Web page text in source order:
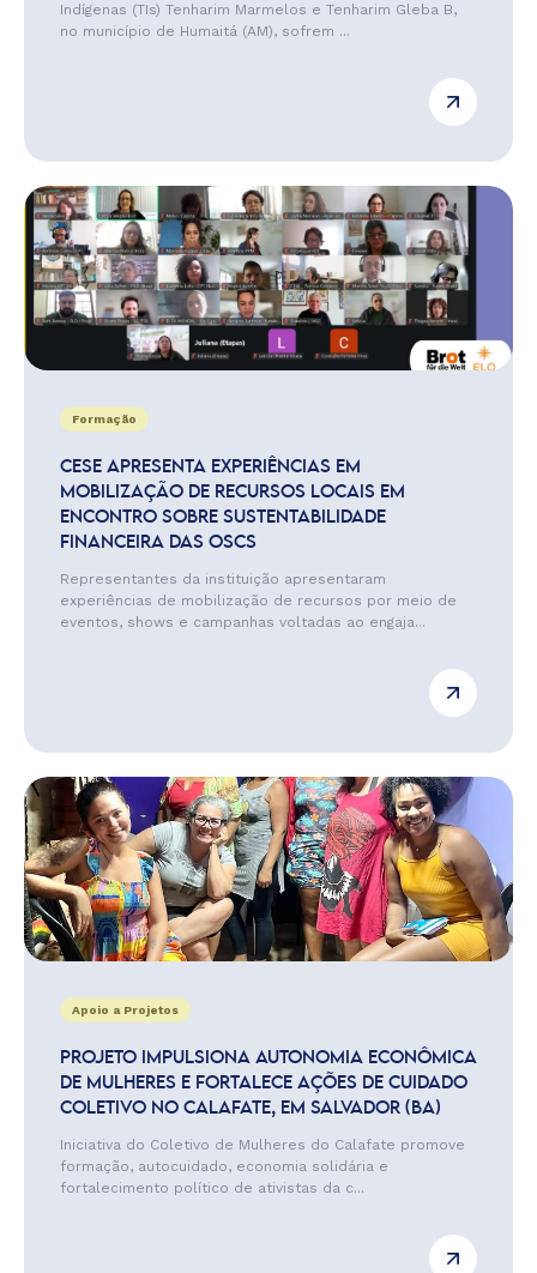
Indígenas (TIs) Tenharim Marmelos e Tenharim Gleba B,
no município de Humaitá (AM), sofrem ...
Formação
CESE APRESENTA EXPERIÊNCIAS EM
MOBILIZAÇÃO DE RECURSOS LOCAIS EM
ENCONTRO SOBRE SUSTENTABILIDADE
FINANCEIRA DAS OSCS
Representantes da instituição apresentaram
experiências de mobilização de recursos por meio de
eventos, shows e campanhas voltadas ao engaja...
Apoio a Projetos
PROJETO IMPULSIONA AUTONOMIA ECONÔMICA
DE MULHERES E FORTALECE AÇÕES DE CUIDADO
COLETIVO NO CALAFATE, EM SALVADOR (BA)
Iniciativa do Coletivo de Mulheres do Calafate promove
formação, autocuidado, economia solidária e
fortalecimento político de ativistas da c...